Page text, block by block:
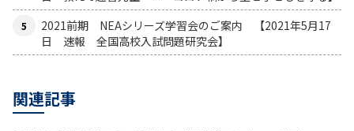
2021前期 NEAシリーズ学習会のご案内 【2021年5月17
日 速報 全国高校入試問題研究会】
関連記事